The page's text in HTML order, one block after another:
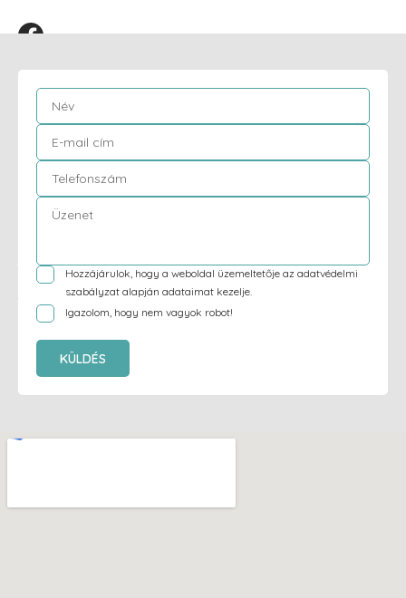
Hozzájárulok, hogy a weboldal üzemeltetője az adatvédelmi
szabályzat alapján adataimat kezelje.
Igazolom, hogy nem vagyok robot!
KÜLDÉS